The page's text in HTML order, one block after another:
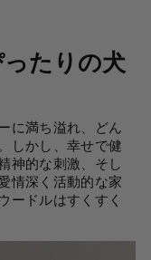
たりの犬
に満ち溢れ、どん
しかし、幸せで健
神的な刺激、そし
情深く活動的な家
ードルはすくすく